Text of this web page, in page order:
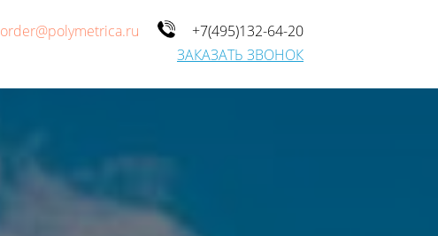
+7(495)132-64-20
ЗАКАЗАТЬ ЗВОНОК
order@polymetrica.ru